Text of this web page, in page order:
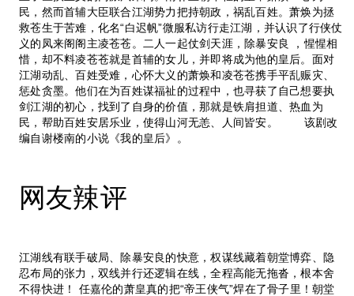
民，然而首辅大臣联合江湖势力把持朝政，祸乱百姓。萧焕为拯
救苍生于苦难，化名“白迟帆”微服私访行走江湖，并认识了行侠仗
义的凤来阁阁主凌苍苍。二人一起仗剑天涯，除暴安良 ，惺惺相
惜，却不料凌苍苍就是首辅的女儿，并即将成为他的皇后。面对
江湖动乱、百姓受难，心怀大义的萧焕和凌苍苍携手平乱赈灾、
惩处贪墨。他们在为百姓谋福祉的过程中，也寻获了自己想要执
剑江湖的初心，找到了自身的价值，那就是铁肩担道、热血为
民，帮助百姓安居乐业，使得山河无恙、人间皆安。 该剧改
编自谢楼南的小说《我的皇后》。
网友辣评
江湖线有联手破局、除暴安良的快意，权谋线藏着朝堂博弈、隐
忍布局的张力，双线并行还逻辑在线，全程高能无拖沓，根本舍
不得快进！ 任嘉伦的萧皇真的把“帝王侠气”焊在了骨子里！朝堂